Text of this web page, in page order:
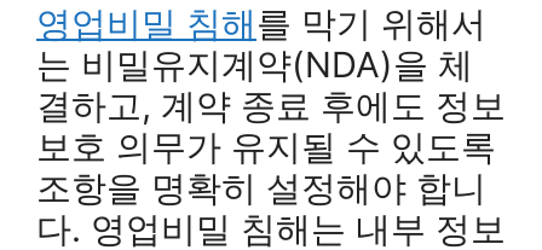
영업비밀 침해를 막기 위해서
는 비밀유지계약(NDA)을 체
결하고, 계약 종료 후에도 정보
보호 의무가 유지될 수 있도록
조항을 명확히 설정해야 합니
다. 영업비밀 침해는 내부 정보